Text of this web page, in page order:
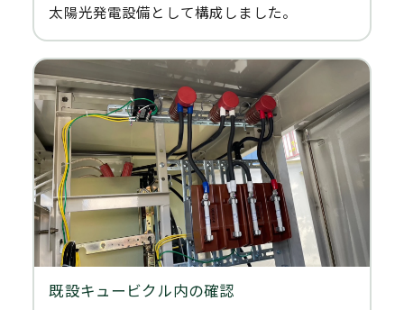
太陽光発電設備として構成しました。
既設キュービクル内の確認